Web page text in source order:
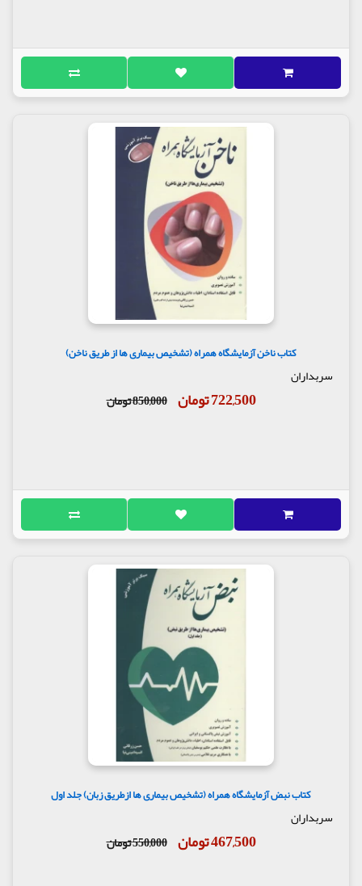
کتاب ناخن آزمایشگاه همراه (تشخیص بیماری ها از طریق ناخن)
سربداران
722,500 تومان 850,000 تومان
کتاب نبض آزمایشگاه همراه (تشخیص بیماری ها ازطریق زبان) جلد اول
سربداران
467,500 تومان 550,000 تومان